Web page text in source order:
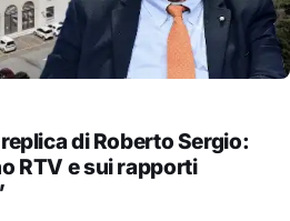
di Roberto Sergio:
RTV e sui rapporti